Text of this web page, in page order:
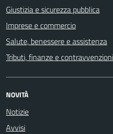
Giustizia e sicurezza pubblica
Imprese e commercio
Salute, benessere e assistenza
Tributi, finanze e contravvenzioni
NOVITÀ
Notizie
Avvisi